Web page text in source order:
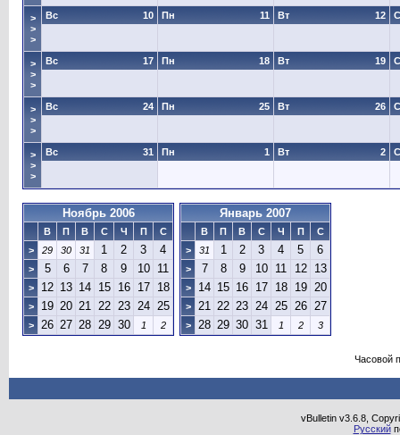
>
>
>
10
Вс 11
Пн 12
Вт
>
>
>
17
Вс 18
Пн 19
Вт
>
>
>
24
Вс 25
Пн 26
Вт
>
>
>
31
Вс 1
Пн 2
Вт
Ноябрь 2006
В П В С Ч П
С
>
29 30 31 1 2 3 4
> 5 6 7 8 9 10 11
> 12 13 14 15 16 17 18
> 19 20 21 22 23 24 25
> 26 27 28 29 30 1 2
Январь 2007
В П В С Ч П
С
>
31 1 2 3 4 5 6
> 7 8 9 10 11 12 13
> 14 15 16 17 18 19 20
> 21 22 23 24 25 26 27
> 28 29 30 31 1 2 3
Часовой
vBulletin v3.6.8,
Русский